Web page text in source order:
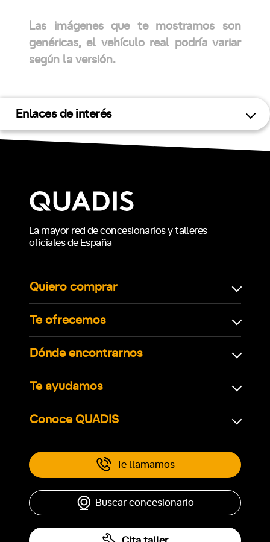
Las imágenes que te mostramos son
genéricas, el vehículo real podría variar
según la versión.
Enlaces de interés
La mayor red de concesionarios y talleres
oficiales de España
Quiero comprar
Te ofrecemos
Dónde encontrarnos
Te ayudamos
Conoce QUADIS
Te llamamos
Buscar concesionario